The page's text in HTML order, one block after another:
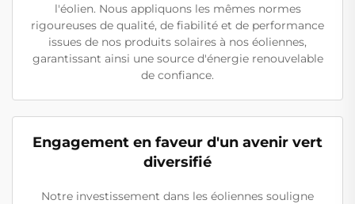
l'éolien. Nous appliquons les mêmes normes
rigoureuses de qualité, de fiabilité et de performance
issues de nos produits solaires à nos éoliennes,
garantissant ainsi une source d'énergie renouvelable
de confiance.
Engagement en faveur d'un avenir vert
diversifié
Notre investissement dans les éoliennes souligne